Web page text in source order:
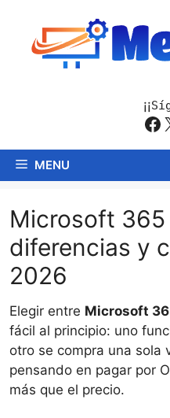
contenido
¡¡
MENU
Microsoft
diferencias y
2026
Elegir entre Microsoft
fácil al principio: uno
otro se compra una sola
pensando en pagar por
más que el precio.